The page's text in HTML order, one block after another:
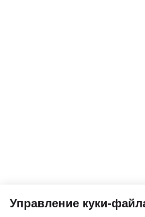
Управление куки-